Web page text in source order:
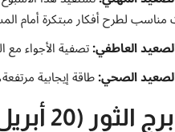
مناسب لطرح أفكار مبتكرة أمام
العاطفي:تصفية الأجواء
الصحي:طاقة إيجابية
(20 أبريل - 20 مايو)